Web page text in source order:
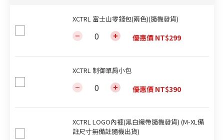
XCTRL 富士山零錢包(兩色)(隨機發貨)
優惠價 NT$299
XCTRL 制御單肩小包
優惠價 NT$390
XCTRL LOGO內褲(黑白織帶隨機發貨) (M-XL備
註尺寸無備註隨機出貨)